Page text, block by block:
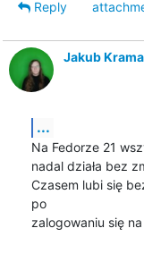
Reply
Jakub
...
Na Fedorze 21
nadal działa bez
Czasem lubi się
po
zalogowaniu się